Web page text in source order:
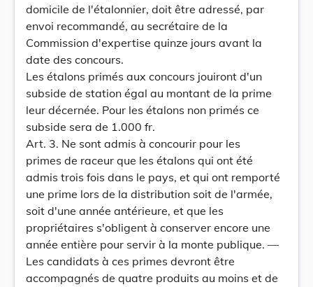
domicile de l'étalonnier, doit être adressé, par
envoi recommandé, au secrétaire de la
Commission d'expertise quinze jours avant la
date des concours.
Les étalons primés aux concours jouiront d'un
subside de station égal au montant de la prime
leur décernée. Pour les étalons non primés ce
subside sera de 1.000 fr.
Art. 3. Ne sont admis à concourir pour les
primes de raceur que les étalons qui ont été
admis trois fois dans le pays, et qui ont remporté
une prime lors de la distribution soit de l'armée,
soit d'une année antérieure, et que les
propriétaires s'obligent à conserver encore une
année entière pour servir à la monte publique. —
Les candidats à ces primes devront être
accompagnés de quatre produits au moins et de